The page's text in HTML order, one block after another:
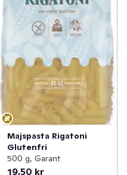
Majspasta Rigatoni
Glutenfri
500 g, Garant
19,50 kr